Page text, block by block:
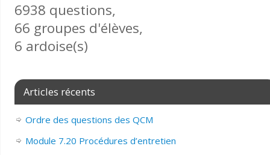
6938 questions,
66 groupes d'élèves,
6 ardoise(s)
Articles récents
Ordre des questions des QCM
Module 7.20 Procédures d’entretien